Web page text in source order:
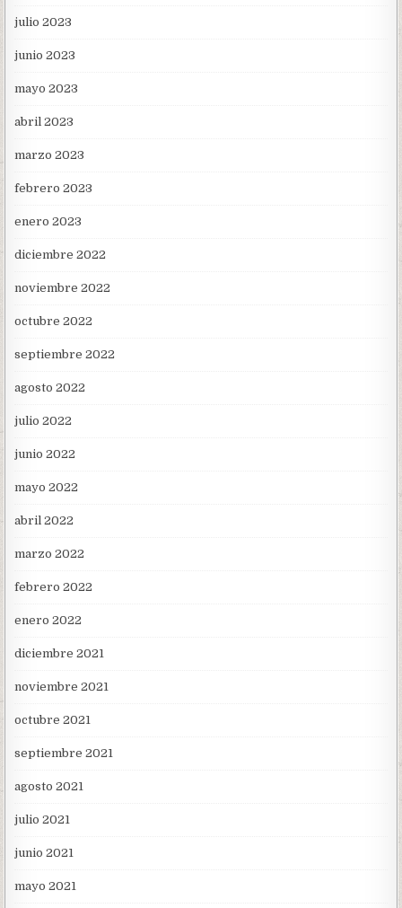
julio 2023
junio 2023
mayo 2023
abril 2023
marzo 2023
febrero 2023
enero 2023
diciembre 2022
noviembre 2022
octubre 2022
septiembre 2022
agosto 2022
julio 2022
junio 2022
mayo 2022
abril 2022
marzo 2022
febrero 2022
enero 2022
diciembre 2021
noviembre 2021
octubre 2021
septiembre 2021
agosto 2021
julio 2021
junio 2021
mayo 2021